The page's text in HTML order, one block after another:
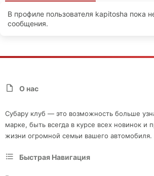
В профиле пользователя kapitosha пока
сообщения.
О нас
Субару клуб — это возможность больше
марке, быть всегда в курсе всех новинок и
жизни огромной семьи вашего автомобиля.
Быстрая Навигация